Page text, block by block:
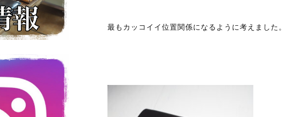
最もカッコイイ位置関係になるように考えました。